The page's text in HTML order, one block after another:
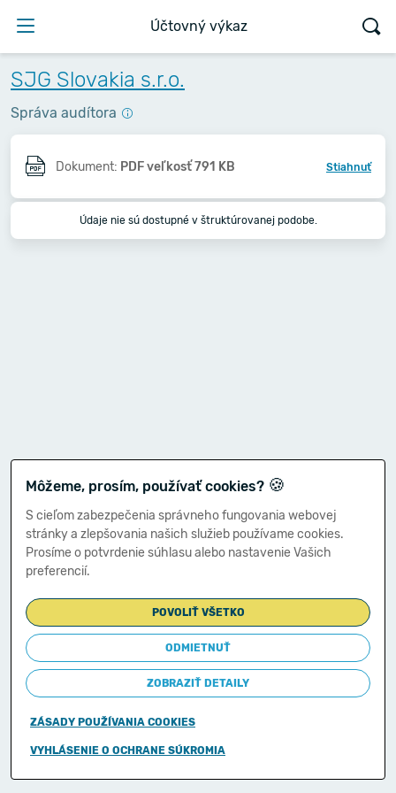
Účtovný výkaz
SJG Slovakia s.r.o.
Správa audítora
Dokument: PDF veľkosť 791 KB Stiahnuť
Údaje nie sú dostupné v štruktúrovanej podobe.
Môžeme, prosím, používať cookies? 🍪
S cieľom zabezpečenia správneho fungovania webovej
stránky a zlepšovania našich služieb používame cookies.
Prosíme o potvrdenie súhlasu alebo nastavenie Vašich
preferencií.
POVOLIŤ VŠETKO
ODMIETNUŤ
ZOBRAZIŤ DETAILY
ZÁSADY POUŽÍVANIA COOKIES
VYHLÁSENIE O OCHRANE SÚKROMIA
Copyright © 2011-2026